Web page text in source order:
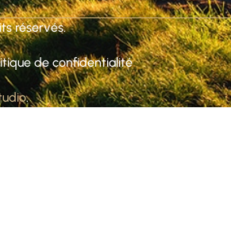
réservés.
de confidentialité
.